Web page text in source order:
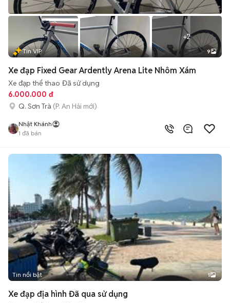
+2
Tin VIP 9
Xe đạp Fixed Gear Ardently Arena Lite Nhôm Xám
Xe đạp thể thao Đã sử dụng
6.000.000 đ
Q. Sơn Trà (P. An Hải mới)
Nhật Khánh
1 đã bán
Tin nổi bật 1
Xe đạp địa hình Đã qua sử dụng